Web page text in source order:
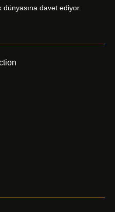
dünyasına davet ediyor.